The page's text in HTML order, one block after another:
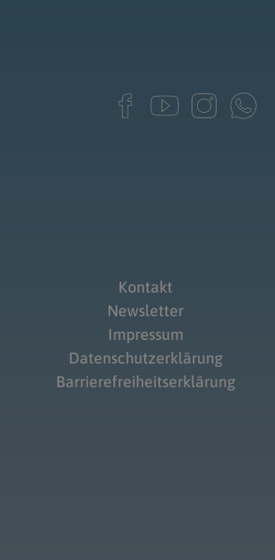
Kontakt
Newsletter
Impressum
Datenschutzerklärung
Barrierefreiheitserklärung